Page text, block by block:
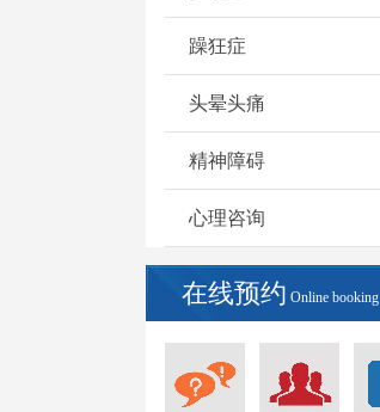
躁狂症
头晕头痛
精神障碍
心理咨询
在线预约 Online booking